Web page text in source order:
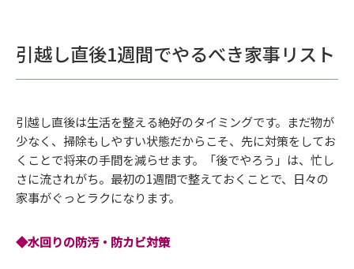
引越し直後1週間でやるべき家事リスト
引越し直後は生活を整える絶好のタイミングです。まだ物が
少なく、掃除もしやすい状態だからこそ、先に対策をしてお
くことで将来の手間を減らせます。「後でやろう」は、忙し
さに流されがち。最初の1週間で整えておくことで、日々の
家事がぐっとラクになります。
◆水回りの防汚・防カビ対策